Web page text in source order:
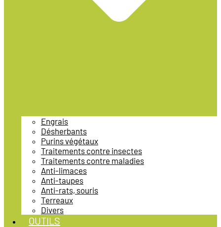
Engrais
Désherbants
Purins végétaux
Traitements contre insectes
Traitements contre maladies
Anti-limaces
Anti-taupes
Anti-rats, souris
Terreaux
Divers
OUTILS